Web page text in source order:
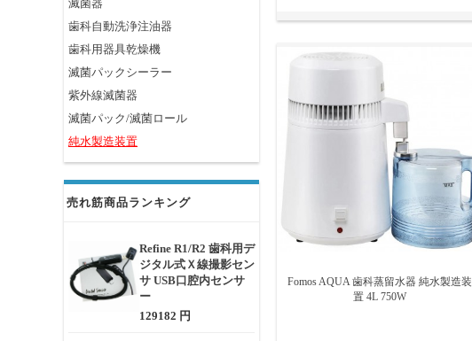
滅菌器
歯科自動洗浄注油器
歯科用器具乾燥機
滅菌パックシーラー
紫外線滅菌器
滅菌パック/滅菌ロール
純水製造装置
売れ筋商品ランキング
Refine R1/R2 歯科用デ
ジタル式Ｘ線撮影セン
サ USB口腔内センサ
ー
129182 円
Fomos AQUA 歯科蒸留水器 純水製造装
置 4L 750W